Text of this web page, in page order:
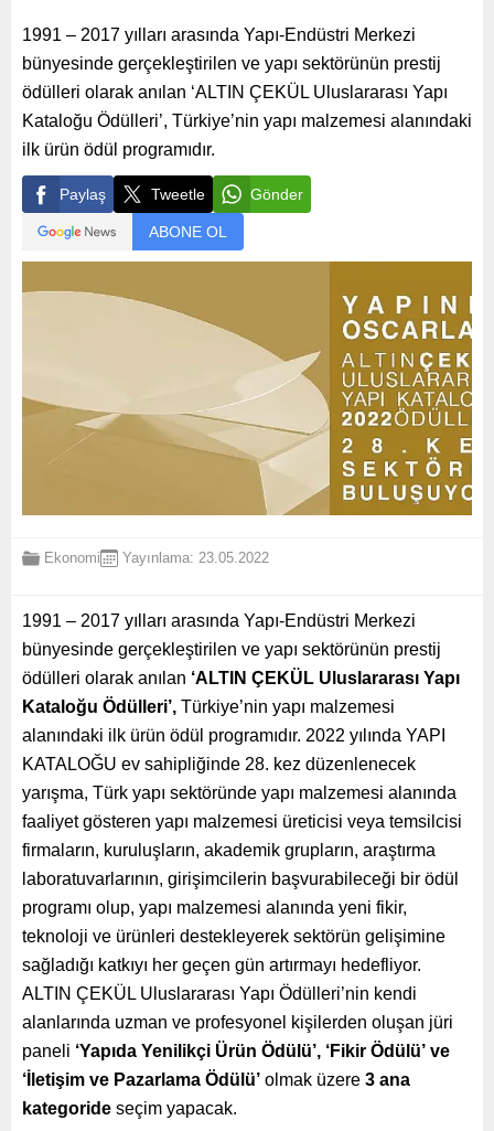
1991 – 2017 yılları arasında Yapı-Endüstri Merkezi
bünyesinde gerçekleştirilen ve yapı sektörünün prestij
ödülleri olarak anılan ‘ALTIN ÇEKÜL Uluslararası Yapı
Kataloğu Ödülleri’, Türkiye’nin yapı malzemesi alanındaki
ilk ürün ödül programıdır.
Paylaş Tweetle Gönder
ABONE OL
Ekonomi Yayınlama: 23.05.2022
1991 – 2017 yılları arasında Yapı-Endüstri Merkezi
bünyesinde gerçekleştirilen ve yapı sektörünün prestij
ödülleri olarak anılan ‘ALTIN ÇEKÜL Uluslararası Yapı
Kataloğu Ödülleri’, Türkiye’nin yapı malzemesi
alanındaki ilk ürün ödül programıdır. 2022 yılında YAPI
KATALOĞU ev sahipliğinde 28. kez düzenlenecek
yarışma, Türk yapı sektöründe yapı malzemesi alanında
faaliyet gösteren yapı malzemesi üreticisi veya temsilcisi
firmaların, kuruluşların, akademik grupların, araştırma
laboratuvarlarının, girişimcilerin başvurabileceği bir ödül
programı olup, yapı malzemesi alanında yeni fikir,
teknoloji ve ürünleri destekleyerek sektörün gelişimine
sağladığı katkıyı her geçen gün artırmayı hedefliyor.
ALTIN ÇEKÜL Uluslararası Yapı Ödülleri’nin kendi
alanlarında uzman ve profesyonel kişilerden oluşan jüri
paneli ‘Yapıda Yenilikçi Ürün Ödülü’, ‘Fikir Ödülü’ ve
‘İletişim ve Pazarlama Ödülü’ olmak üzere 3 ana
kategoride seçim yapacak.